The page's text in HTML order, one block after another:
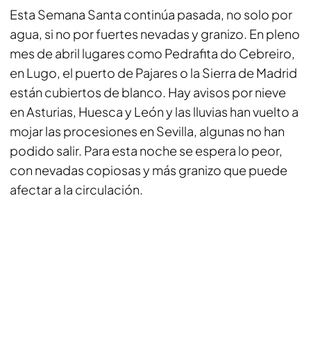
Esta Semana Santa continúa pasada, no solo por
agua, si no por fuertes nevadas y granizo. En pleno
mes de abril lugares como Pedrafita do Cebreiro,
en Lugo, el puerto de Pajares o la Sierra de Madrid
están cubiertos de blanco. Hay avisos por nieve
en Asturias, Huesca y León y las lluvias han vuelto a
mojar las procesiones en Sevilla, algunas no han
podido salir. Para esta noche se espera lo peor,
con nevadas copiosas y más granizo que puede
afectar a la circulación.